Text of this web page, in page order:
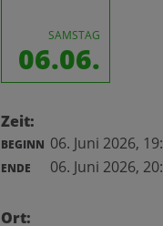
SAMSTAG
06.06.
Zeit:
BEGINN 06. Juni 2026,
ENDE 06. Juni 2026,
Ort: